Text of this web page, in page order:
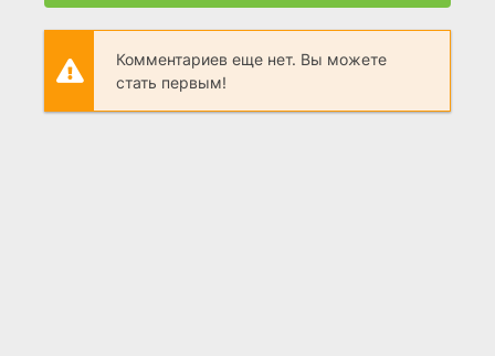
Комментариев еще нет. Вы можете
стать первым!